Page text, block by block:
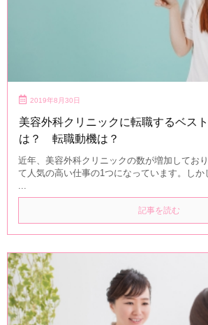
2019年8月30日
美容外科クリニックに転職するベス
は？ 転職動機は？
近年、美容外科クリニックの数が増加してお
て人気の高い仕事の1つになっています。しか
記事を読む